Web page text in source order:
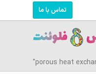
تماس با ما